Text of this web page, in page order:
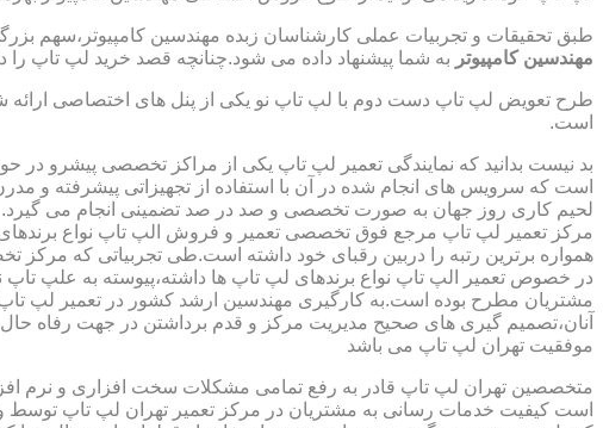
طبق تحقیقات و تجربیات عملی کارشناسان زبده مهندسین کامپیوتر،سهم
مهندسین کامپیوتر به شما پیشنهاد داده می شود.چنانچه قصد خرید لپ تاپ
طرح تعویض لپ تاپ دست دوم با لپ تاپ نو یکی از پنل های اختصاصی
است.
بد نیست بدانید که نمایندگی تعمیر لپ تاپ یکی از مراکز تخصصی پیشرو در
است که سرویس های انجام شده در آن با استفاده از تجهیزاتی پیشرفته و
لحیم کاری روز جهان به صورت تخصصی و صد در صد تضمینی انجام می گیرد.
مرکز تعمیر لپ تاپ مرجع فوق تخصصی تعمیر و فروش الپ تاپ نواع برندهای
همواره برترین رتبه را دربین رقبای خود داشته است.طی تجربیاتی که مرکز
در خصوص تعمیر الپ تاپ نواع برندهای لپ تاپ ها داشته،پیوسته به علپ تاپ
مشتریان مطرح بوده است.به کارگیری مهندسین ارشد کشور در تعمیر لپ
آنان،تصمیم گیری های صحیح مدیریت مرکز و قدم برداشتن در جهت رفاه
موفقیت تهران لپ تاپ می باشد
متخصصین تهران لپ تاپ قادر به رفع تمامی مشکلات سخت افزاری و نرم
است کیفیت خدمات رسانی به مشتریان در مرکز تعمیر تهران لپ تاپ توسط